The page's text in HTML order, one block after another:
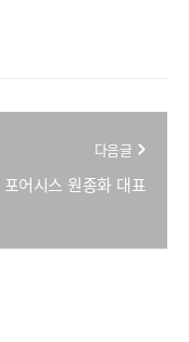
다음글
어시스 원종화 대표